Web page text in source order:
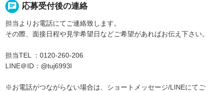
chat 応募受付後の連絡
担当よりお電話にてご連絡致します。
その際、面接日程や見学希望日などご希望があればお伝え下さい。
担当TEL ：0120-260-206
LINE＠ID：@tuj6993l
※お電話がつながらない場合は、ショートメッセージ/LINEにてご